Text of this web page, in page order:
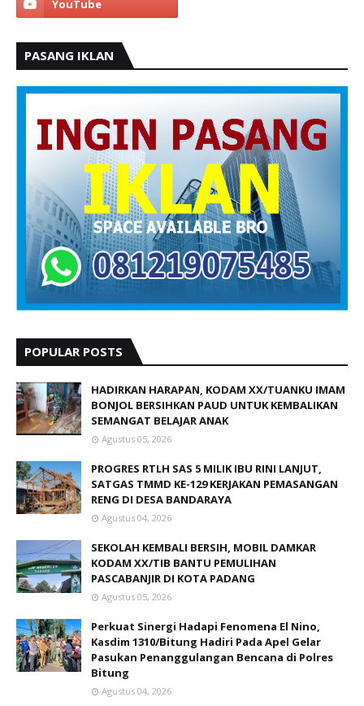
PASANG IKLAN
POPULAR POSTS
HADIRKAN HARAPAN, KODAM XX/TUANKU IMAM
BONJOL BERSIHKAN PAUD UNTUK KEMBALIKAN
SEMANGAT BELAJAR ANAK
Agustus 05, 2026
PROGRES RTLH SAS 5 MILIK IBU RINI LANJUT,
SATGAS TMMD KE-129 KERJAKAN PEMASANGAN
RENG DI DESA BANDARAYA
Agustus 04, 2026
SEKOLAH KEMBALI BERSIH, MOBIL DAMKAR
KODAM XX/TIB BANTU PEMULIHAN
PASCABANJIR DI KOTA PADANG
Agustus 05, 2026
Perkuat Sinergi Hadapi Fenomena El Nino,
Kasdim 1310/Bitung Hadiri Pada Apel Gelar
Pasukan Penanggulangan Bencana di Polres
Bitung
Agustus 04, 2026